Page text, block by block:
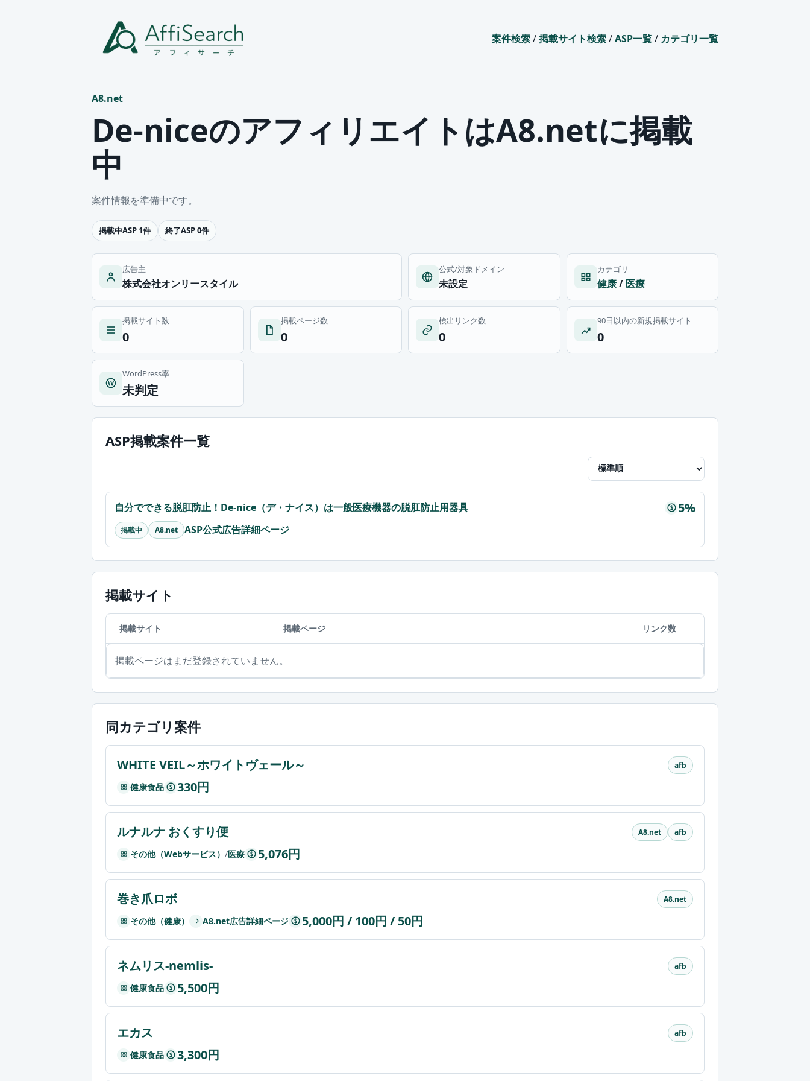
案件検索/掲載サイト検索/ASP一覧/ カテゴリ一覧
A8.net
De-niceのアフィリエイトはA8.netに掲載
中
案件情報を準備中です。
掲載中ASP 1件 終了ASP 0件
広告主
株式会社オンリースタイル
公式/対象ドメイン
未設定
カテゴリ
健康 / 医療
掲載サイト数
0
掲載ページ数
0
検出リンク数
0
90日以内の新規掲載サイト
0
WordPress率
未判定
ASP掲載案件一覧
自分でできる脱肛防止！De-nice（デ・ナイス）は一般医療機器の脱肛防止用器具 $ 5%
掲載中 A8.net ASP公式広告詳細ページ
掲載サイト
掲載サイト 掲載ページ リンク数
掲載ページはまだ登録されていません。
同カテゴリ案件
WHITE VEIL～ホワイトヴェール～
健康食品 $ 330円
afb
ルナルナ おくすり便
その他（Webサービス） /医療 $ 5,076円
A8.net afb
巻き爪ロボ
その他（健康） A8.net広告詳細ページ $ 5,000円 / 100円 / 50円
A8.net
ネムリス-nemlis-
健康食品 $ 5,500円
afb
エカス
健康食品 $ 3,300円
afb